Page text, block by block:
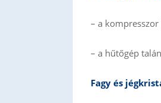
– a
– a hűtőgép
Fagy és